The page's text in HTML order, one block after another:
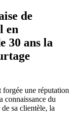
de
en
30 ans la
forgée une réputation
connaissance du
sa clientèle, la